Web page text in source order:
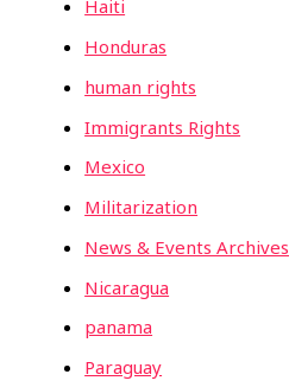
Haiti
Honduras
human rights
Immigrants Rights
Mexico
Militarization
News & Events Archives
Nicaragua
panama
Paraguay